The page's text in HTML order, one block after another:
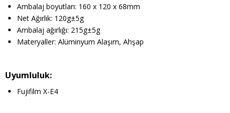
Ambalaj boyutları: 160 x 120 x 68mm
Net Ağırlık: 120g±5g
Ambalaj ağırlığı: 215g±5g
Materyaller: Alüminyum Alaşım, Ahşap
Uyumluluk:
Fujifilm X-E4